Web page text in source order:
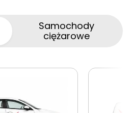
Samochody
ciężarowe